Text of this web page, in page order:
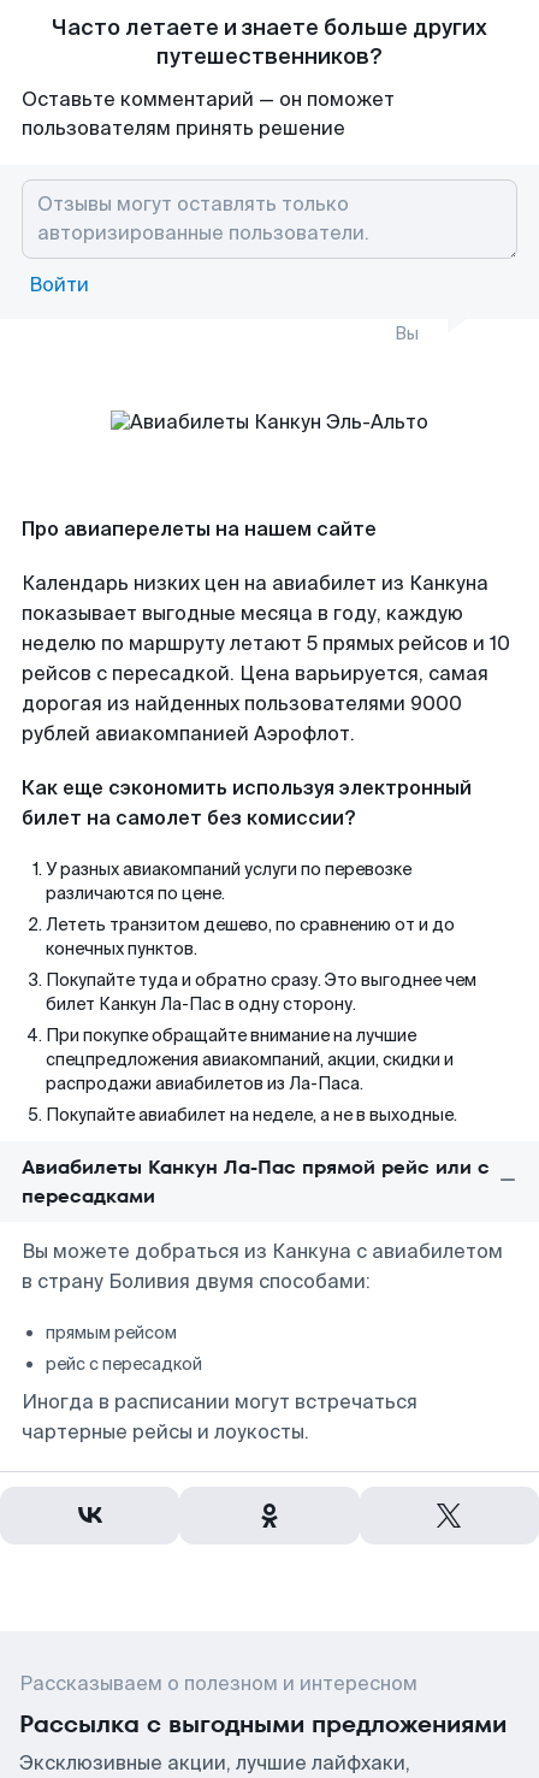
Часто летаете и знаете больше других
путешественников?
Оставьте комментарий — он поможет
пользователям принять решение
Войти
Вы
Про авиаперелеты на нашем сайте
Календарь низких цен на авиабилет из Канкуна
показывает выгодные месяца в году, каждую
неделю по маршруту летают 5 прямых рейсов и 10
рейсов с пересадкой. Цена варьируется, самая
дорогая из найденных пользователями 9000
рублей авиакомпанией Аэрофлот.
Как еще сэкономить используя электронный
билет на самолет без комиссии?
У разных авиакомпаний услуги по перевозке
различаются по цене.
Лететь транзитом дешево, по сравнению от и до
конечных пунктов.
Покупайте туда и обратно сразу. Это выгоднее чем
билет Канкун Ла-Пас в одну сторону.
При покупке обращайте внимание на лучшие
спецпредложения авиакомпаний, акции, скидки и
распродажи авиабилетов из Ла-Паса.
Покупайте авиабилет на неделе, а не в выходные.
Авиабилеты Канкун Ла-Пас прямой рейс или с
пересадками
Вы можете добраться из Канкуна с авиабилетом
в страну Боливия двумя способами:
прямым рейсом
рейс с пересадкой
Иногда в расписании могут встречаться
чартерные рейсы и лоукосты.
Рассказываем о полезном и интересном
Рассылка с выгодными предложениями
Эксклюзивные акции, лучшие лайфхаки,